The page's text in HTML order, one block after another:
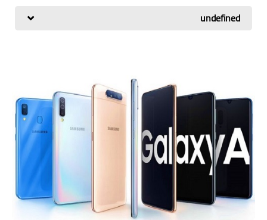
العامة
مركات الهواتف
undefined